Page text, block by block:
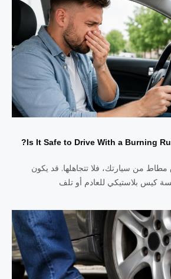
Is It Safe to Drive With a Burning
مطاط من سيارتك، فلا تتجاهلها. قد يكون
كيس بلاستيكي للعادم أو تلف